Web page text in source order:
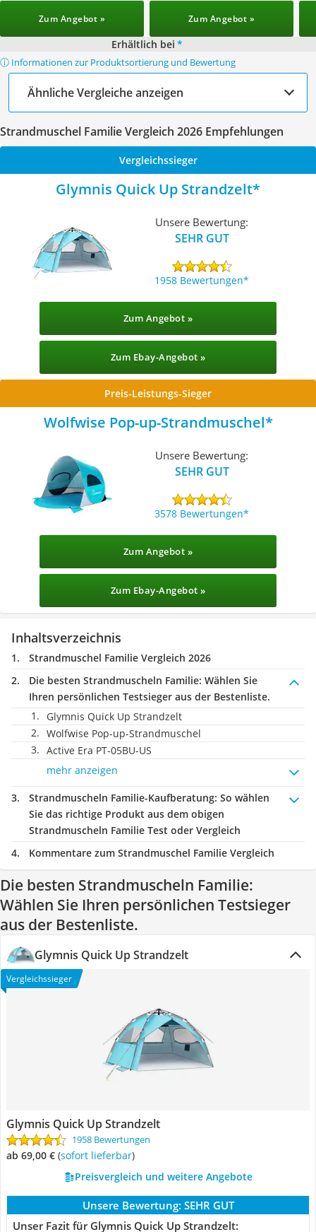
Zum Angebot » Zum Angebot »
Erhältlich bei *
ⓘ Informationen zur Produktsortierung und Bewertung
Ähnliche Vergleiche anzeigen
Strandmuschel Familie Vergleich 2026 Empfehlungen
Vergleichssieger
Glymnis Quick Up Strandzelt
Unsere Bewertung:
SEHR GUT
1958 Bewertungen
Zum Angebot »
Zum Ebay-Angebot »
Preis-Leistungs-Sieger
Wolfwise Pop-up-Strandmuschel
Unsere Bewertung:
SEHR GUT
3578 Bewertungen
Zum Angebot »
Zum Ebay-Angebot »
Inhaltsverzeichnis
Strandmuschel Familie Vergleich 2026
Die besten Strandmuscheln Familie: Wählen Sie
Ihren persönlichen Testsieger aus der Bestenliste.
Glymnis Quick Up Strandzelt
Wolfwise Pop-up-Strandmuschel
Active Era PT-05BU-US
mehr anzeigen
Strandmuscheln Familie-Kaufberatung: So wählen
Sie das richtige Produkt aus dem obigen
Strandmuscheln Familie Test oder Vergleich
Kommentare zum Strandmuschel Familie Vergleich
Die besten Strandmuscheln Familie:
Wählen Sie Ihren persönlichen Testsieger
aus der Bestenliste.
Glymnis Quick Up Strandzelt
Vergleichssieger
Glymnis Quick Up Strandzelt
1958 Bewertungen
ab 69,00 € ( Sofort lieferbar)
Preisvergleich und weitere Angebote
Unsere Bewertung: SEHR GUT
Unser Fazit für Glymnis Quick Up Strandzelt: